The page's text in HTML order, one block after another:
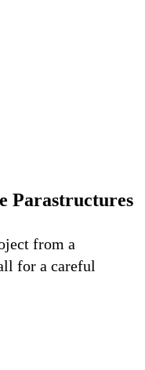
Parastructures
from a
for a careful